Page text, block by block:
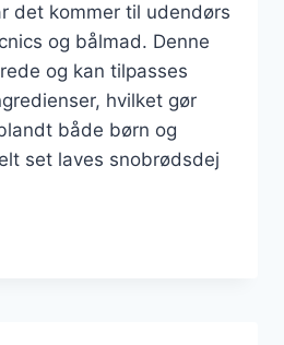
det kommer til udendørs
og bålmad. Denne
og kan tilpasses
hvilket gør
både børn og
set laves snobrødsdej